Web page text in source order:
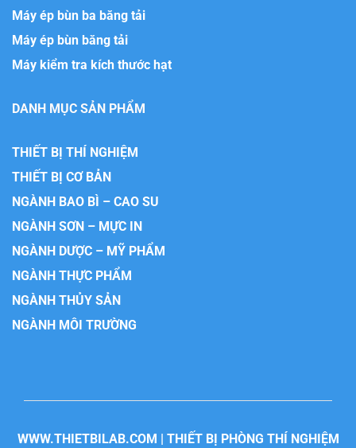
Máy ép bùn ba băng tải
Máy ép bùn băng tải
Máy kiểm tra kích thước hạt
DANH MỤC SẢN PHẨM
THIẾT BỊ THÍ NGHIỆM
THIẾT BỊ CƠ BẢN
NGÀNH BAO BÌ – CAO SU
NGÀNH SƠN – MỰC IN
NGÀNH DƯỢC – MỸ PHẨM
NGÀNH THỰC PHẨM
NGÀNH THỦY SẢN
NGÀNH MÔI TRƯỜNG
WWW.THIETBILAB.COM | THIẾT BỊ PHÒNG THÍ NGHIỆM